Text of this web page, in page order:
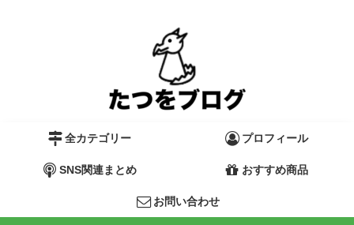
全カテゴリー プロフィール
SNS関連まとめ おすすめ商品
お問い合わせ